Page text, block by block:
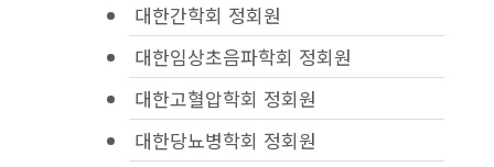
대한간학회 정회원
대한임상초음파학회 정회원
대한고혈압학회 정회원
대한당뇨병학회 정회원